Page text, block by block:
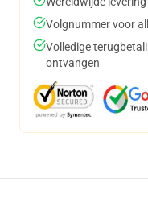
Volgnummer voor
Volledige
ontvangen